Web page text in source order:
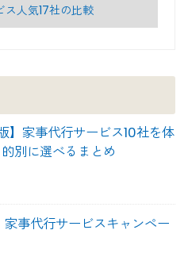
ス人気17社の比較
】家事代行サービス10社を体
別に選べるまとめ
家事代行サービスキャンペー